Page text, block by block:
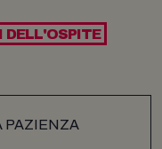
DELL'OSPITE
PAZIENZA